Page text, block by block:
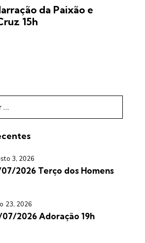
da Paixão e
15h
3, 2026
2026 Terço dos Homens
23, 2026
07/2026 Adoração 19h